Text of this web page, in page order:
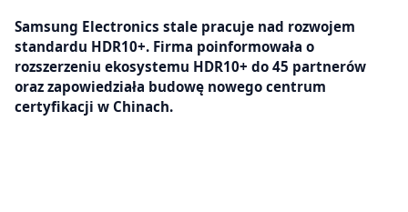
Samsung Electronics stale pracuje nad rozwojem
standardu HDR10+. Firma poinformowała o
rozszerzeniu ekosystemu HDR10+ do 45 partnerów
oraz zapowiedziała budowę nowego centrum
certyfikacji w Chinach.